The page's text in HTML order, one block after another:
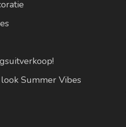
Summer Vibes